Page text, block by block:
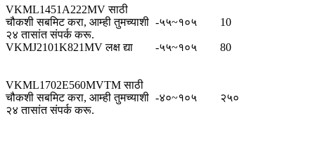
VKML1451A222MV साठी
चौकशी सबमिट करा, आम्ही तुमच्याशी
२४ तासांत संपर्क करू.
-५५~१०५ 10
VKMJ2101K821MV लक्ष द्या -५५~१०५ 80
VKML1702E560MVTM साठी
चौकशी सबमिट करा, आम्ही तुमच्याशी
२४ तासांत संपर्क करू.
-४०~१०५ २५०